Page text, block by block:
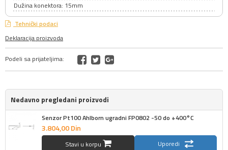
Dužina konektora: 15mm
Tehnički podaci
Deklaracija proizvoda
Podeli sa prijateljima:
Nedavno pregledani proizvodi
Senzor Pt100 Ahlborn ugradni FP0802 -50 do +400°C
3.804,00Din
Stavi u korpu Uporedi